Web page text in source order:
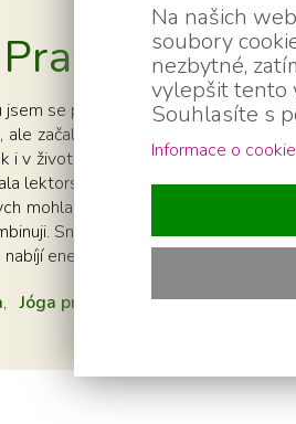
jsem se poprvé dostala v roce
ale začala jsem objevovat kouzlo
i v životě. Postupně se jóga stala
lektorský kurz, poté navazoval
mohla co nejvíce předat vám :-)
Snažím se, aby klienti z mých
energií. Těším se na Vás!
,Jóga pro zdravá záda,Power
Na našich
soubory
nezbytné,
vylepšit tento
Souhlasíte s
Informace o